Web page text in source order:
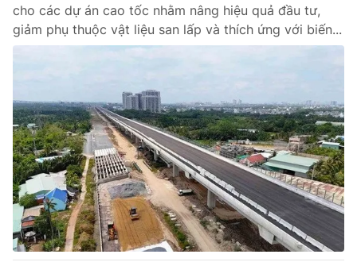
Nhân vật
Khán giả
Âm nhạc
Đời sống
Du lịch
Chất lượng cuộc sống
Học trực tuyến
Công nghệ
Hitech Công nghệ tương lai
Sản phẩm
Thị trường
Tư vấn
Giao lưu trực tuyến
Lịch phát sóng
Chuyên mục khác
cho các dự án cao tốc nhằm nâng hiệu quả đầu tư,
giảm phụ thuộc vật liệu san lấp và thích ứng với biến...